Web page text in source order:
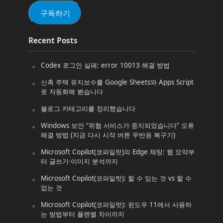
(Email)
구독하기
Recent Posts
Codex 로그인 실패: error 10013 해결 방법
신축 주택 유지보수를 Google Sheets와 Apps Script
로 자동화해 봤습니다
블로그 카테고리를 정리했습니다
Windows 보안 “위협 서비스가 중지되었습니다” 오류
해결 방법 (지금 다시 시작 버튼 무반응 복구기)
Microsoft Copilot(코파일럿)의 Edge 채팅: 웹 요약부
터 글쓰기·이미지 분석까지
Microsoft Copilot(코파일럿): 할 수 있는 것 vs 할 수
없는 것
Microsoft Copilot(코파일럿): 윈도우 11에서 사용하
는 방법부터 플랜별 차이까지